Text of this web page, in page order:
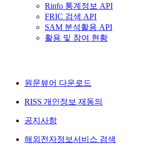
Rinfo 통계정보 API
FRIC 검색 API
SAM 분석활용 API
활용 및 참여 현황
원문뷰어 다운로드
RISS 개인정보 재동의
공지사항
해외전자정보서비스 검색